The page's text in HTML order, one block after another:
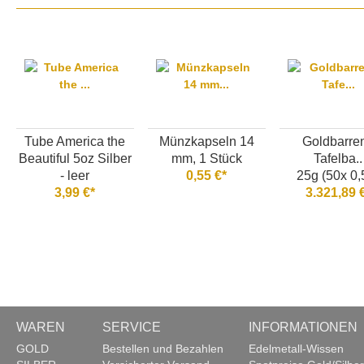
Tube America the
Beautiful 5oz Silber
- leer
3,99 €*
Münzkapseln 14
mm, 1 Stück
0,55 €*
Tafelba..
25g (50x
3.321,89
WAREN
GOLD
SERVICE
Bestellen und Bezahlen
INFORMATIONEN
Edelmetall-Wissen